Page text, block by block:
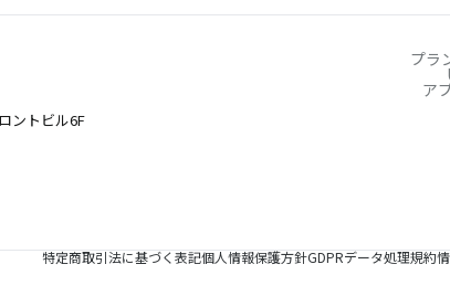
ントビル6F
プラ
ア
特定商取引法に基づく表記個人情報保護方針GDPRデータ処理規約